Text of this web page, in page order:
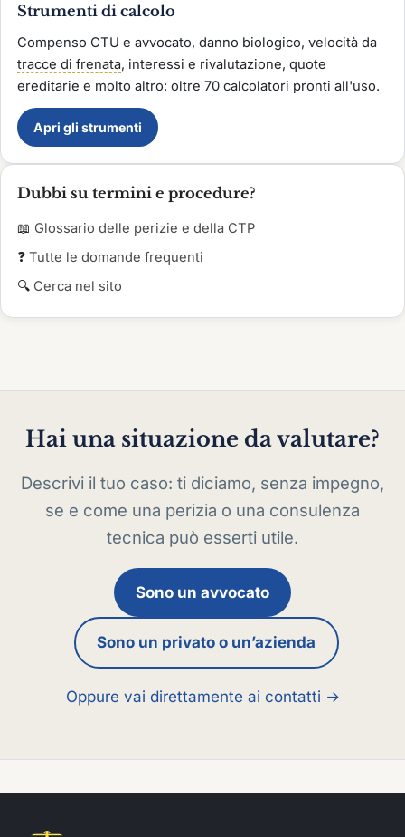
Strumenti di calcolo
Compenso CTU e avvocato, danno biologico, velocità da
tracce di frenata, interessi e rivalutazione, quote
ereditarie e molto altro: oltre 70 calcolatori pronti all'uso.
Apri gli strumenti
Dubbi su termini e procedure?
📖 Glossario delle perizie e della CTP
❓ Tutte le domande frequenti
🔍 Cerca nel sito
Hai una situazione da valutare?
Descrivi il tuo caso: ti diciamo, senza impegno,
se e come una perizia o una consulenza
tecnica può esserti utile.
Sono un avvocato
Sono un privato o un’azienda
Oppure vai direttamente ai contatti →